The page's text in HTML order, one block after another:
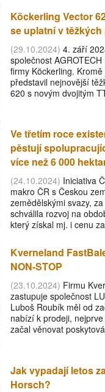
Köckerling Vector
se uplatní v
(29.10.2024) 4. září
společnost
firmy Köckerling.
představil nejnovější
620 s novým dvojitým
Ve třetím roce
pěstují
více než 6 000
(24.10.2024) Iniciativa
makro ČR s Českou
zemědělskými svazy,
schválila rozvoj na
který získal mj. i cenu
Kverneland
NON-STOP
(23.10.2024) Firmu
zastupuje společnost
Luboš Roubík měl od
nabízí k prodeji,
začal věnovat
Jak vypadají letos
Horsch?